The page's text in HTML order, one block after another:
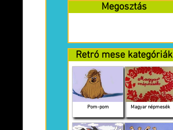
Megosztás
Retró mese kategóriák
Pom-pom Magyar népmesék